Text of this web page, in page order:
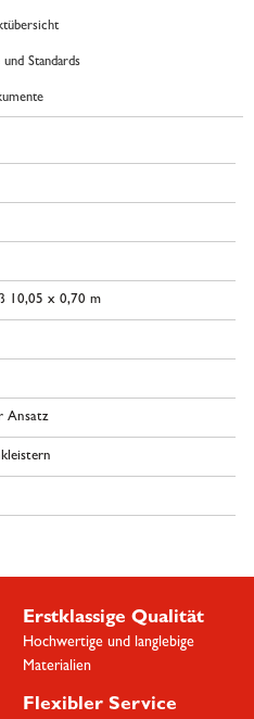
Standards
10,05 x 0,70 m
Ansatz
Erstklassige Qualität
Hochwertige und langlebige
Materialien
Flexibler Service